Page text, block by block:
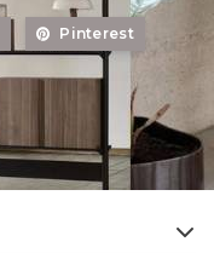
Pinterest